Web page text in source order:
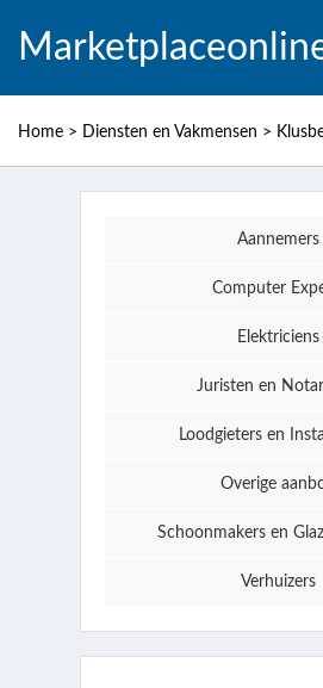
Home > Diensten en Vakmensen >
Aannemers
Computer
Elektriciens
Juristen en
Loodgieters en
Overige
Schoonmakers en
Verhuizers